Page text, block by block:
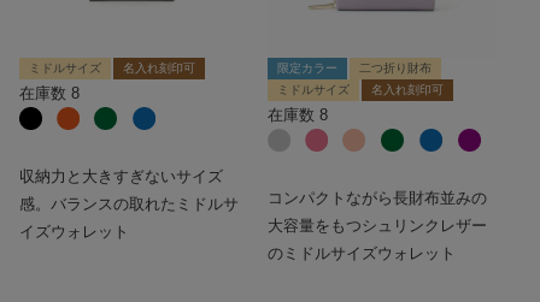
ミドルサイズ 名入れ刻印可
在庫数 8
収納力と大きすぎないサイズ
感。バランスの取れたミドルサ
イズウォレット
限定カラー
二つ折り財布
ミドルサイズ
名入れ刻印可
在庫数 8
コンパクトながら長財布並みの
大容量をもつシュリンクレザー
のミドルサイズウォレット